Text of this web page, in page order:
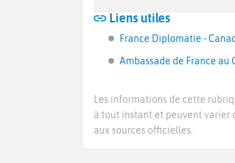
Liens utiles
France Diplomatie -
Ambassade de France au
Les informations de cette
à tout instant et peuvent varier
aux sources officielles.